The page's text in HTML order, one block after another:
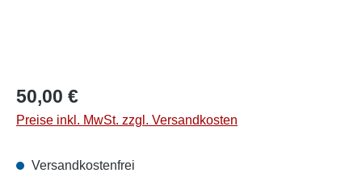
50,00 €
Preise inkl. MwSt. zzgl. Versandkosten
Versandkostenfrei